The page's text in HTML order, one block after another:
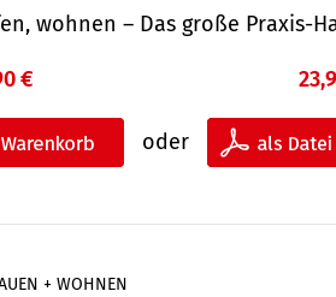
wohnen – Das große Praxis-
€
oder
+ WOHNEN